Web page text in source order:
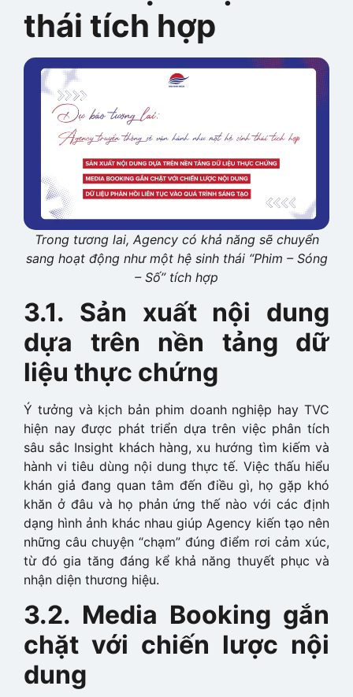
thái tích hợp
Trong tương lai, Agency có khả năng sẽ chuyển
sang hoạt động như một hệ sinh thái “Phim – Sóng
– Số” tích hợp
3.1. Sản xuất nội dung
dựa trên nền tảng dữ
liệu thực chứng
Ý tưởng và kịch bản phim doanh nghiệp hay TVC
hiện nay được phát triển dựa trên việc phân tích
sâu sắc Insight khách hàng, xu hướng tìm kiếm và
hành vi tiêu dùng nội dung thực tế. Việc thấu hiểu
khán giả đang quan tâm đến điều gì, họ gặp khó
khăn ở đâu và họ phản ứng thế nào với các định
dạng hình ảnh khác nhau giúp Agency kiến tạo nên
những câu chuyện “chạm” đúng điểm rơi cảm xúc,
từ đó gia tăng đáng kể khả năng thuyết phục và
nhận diện thương hiệu.
3.2. Media Booking gắn
chặt với chiến lược nội
dung